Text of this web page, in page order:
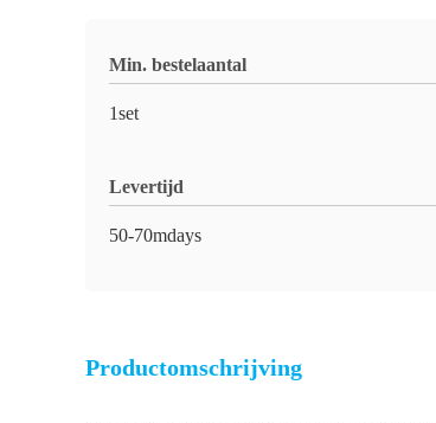
Min. bestelaantal
1set
Levertijd
50-70mdays
Productomschrijving